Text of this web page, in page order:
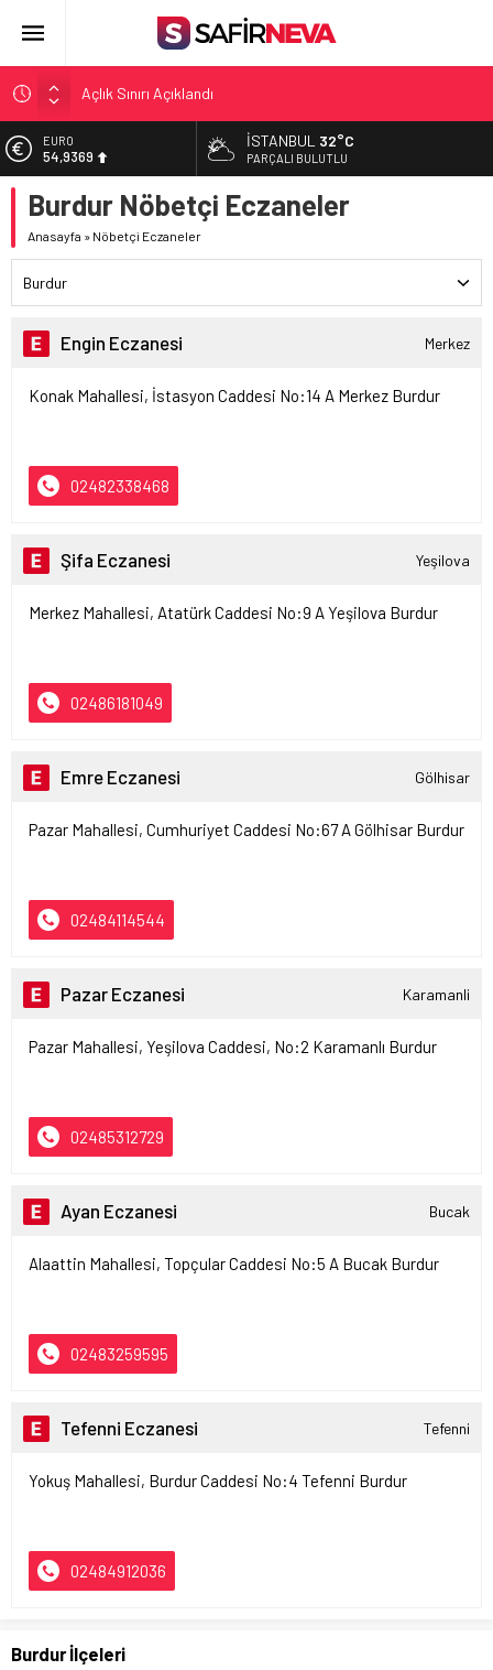
Açlık Sınırı Açıklandı
Öğretmenlere Kötü Haber
FETÖ’nün kritik ismi tutuklandı
Son dakika… İstanbul’da trafik felç
Yunanistan Başbakanı Çipras Türkiye’ye gelecek
EURO
54,9369
ALTIN
6.378,93
DOLAR
İSTANBUL 32°C
PARÇALI BULUTLU
Burdur Nöbetçi Eczaneler
Anasayfa » Nöbetçi Eczaneler
Burdur
Engin Eczanesi Merkez
Konak Mahallesi, İstasyon Caddesi No:14 A Merkez Burdur
02482338468
Şifa Eczanesi Yeşilova
Merkez Mahallesi, Atatürk Caddesi No:9 A Yeşilova Burdur
02486181049
Emre Eczanesi Gölhisar
Pazar Mahallesi, Cumhuriyet Caddesi No:67 A Gölhisar Burdur
02484114544
Pazar Eczanesi Karamanli
Pazar Mahallesi, Yeşilova Caddesi, No:2 Karamanlı Burdur
02485312729
Ayan Eczanesi Bucak
Alaattin Mahallesi, Topçular Caddesi No:5 A Bucak Burdur
02483259595
Tefenni Eczanesi Tefenni
Yokuş Mahallesi, Burdur Caddesi No:4 Tefenni Burdur
02484912036
Burdur İlçeleri